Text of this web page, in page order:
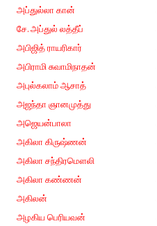
அப்துல்லா கான்
சே. அப்துல் லத்தீப்
அபிஜித் ராயரிகார்
அபிராமி சுவாமிநாதன்
அபுல்கலாம் ஆசாத்
அஜந்தா ஞானமுத்து
அஜெயன்பாலா
அகிலா கிருஷ்ணன்
அகிலா சந்திரமௌலி
அகிலா கண்ணன்
அகிலன்
அழகிய பெரியவன்